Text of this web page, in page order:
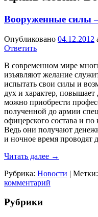
Вооруженные
Опубликовано 04.12.2012
Ответить
В современном мире
изъявляют желание
испытать свои силы и
дух и характер,
можно приобрести
полученной до армии
офицерского состава и по
Ведь они получают
и ночное время проводят
Читать далее →
Рубрика: Новости | Метки:
комментарий
Рубрики